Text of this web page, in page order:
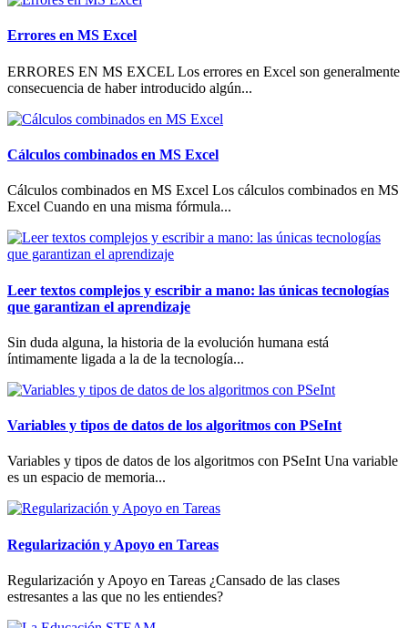
Errores en MS Excel
ERRORES EN MS EXCEL Los errores en Excel son generalmente
consecuencia de haber introducido algún...
Cálculos combinados en MS Excel
Cálculos combinados en MS Excel Los cálculos combinados en MS
Excel Cuando en una misma fórmula...
Leer textos complejos y escribir a mano: las únicas tecnologías
que garantizan el aprendizaje
Sin duda alguna, la historia de la evolución humana está
íntimamente ligada a la de la tecnología...
Variables y tipos de datos de los algoritmos con PSeInt
Variables y tipos de datos de los algoritmos con PSeInt Una variable
es un espacio de memoria...
Regularización y Apoyo en Tareas
Regularización y Apoyo en Tareas ¿Cansado de las clases
estresantes a las que no les entiendes?